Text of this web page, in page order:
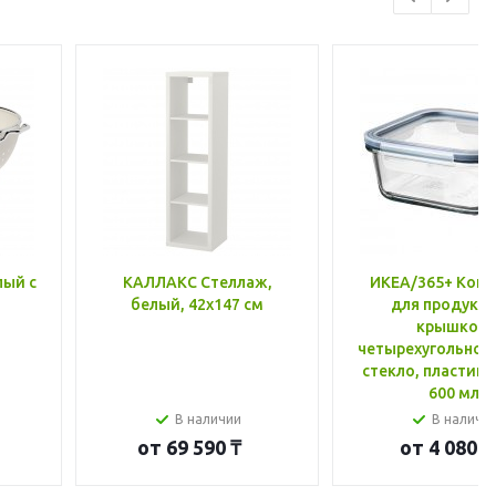
с
КАЛЛАКС Стеллаж,
белый, 42x147 см
В наличии
от 69 590 ₸
ИКЕА/365+
для
крышкой,
стекло, пластик
600 мл
В
от 4 080 ₸